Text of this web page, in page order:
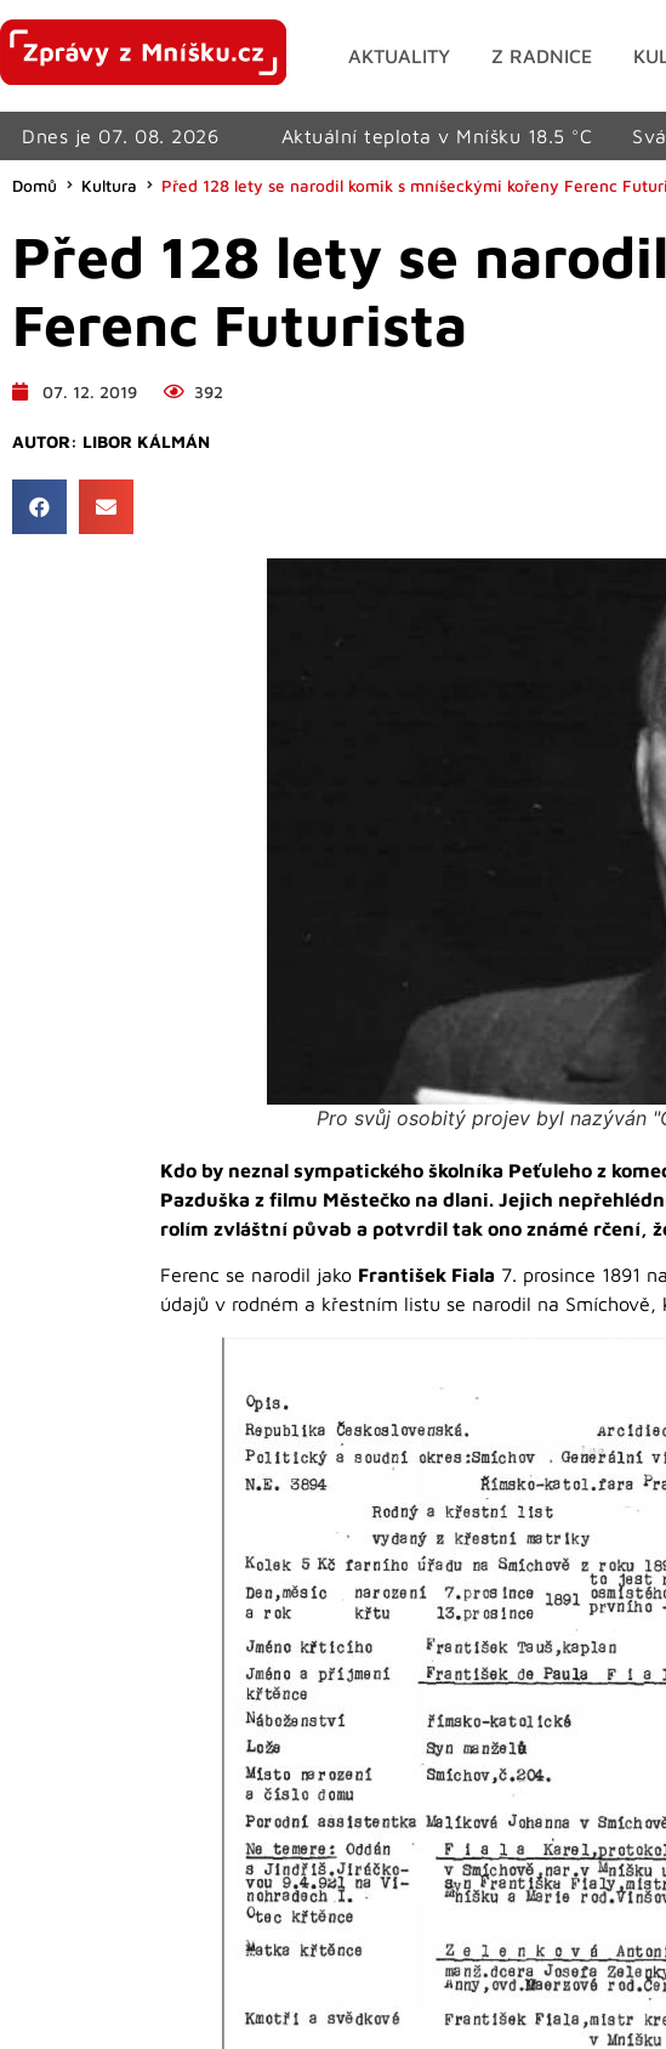
AKTUALITY Z RADNICE
Dnes je 07. 08. 2026 Aktuální teplota v Mníšku 18.5 °C
Domů Kultura Před 128 lety se narodil komik s mníšeckými kořeny Ferenc
Před 128 lety se
Ferenc Futurista
07. 12. 2019 392
AUTOR: LIBOR KÁLMÁN
Pro svůj osobitý projev byl nazýván
Kdo by neznal sympatického školníka Peťuleho z
Pazduška z filmu Městečko na dlani. Jejich
rolím zvláštní půvab a potvrdil tak ono známé rčení,
Ferenc se narodil jako František Fiala 7. prosince 1891
údajů v rodném a křestním listu se narodil na